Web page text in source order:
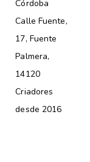
Córdoba
Calle Fuente,
17, Fuente
Palmera,
14120
Criadores
desde 2016